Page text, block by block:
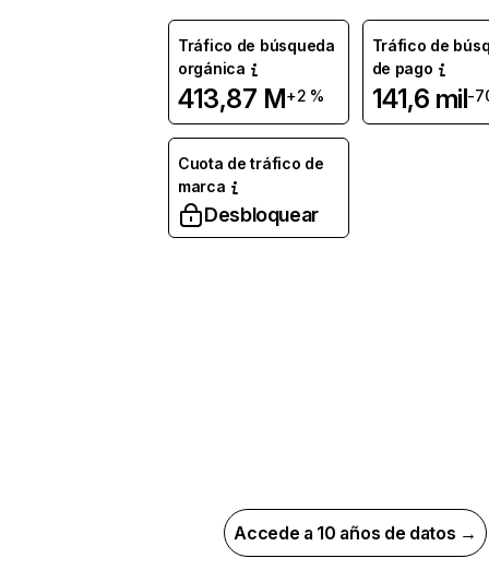
Tráfico de búsqueda
orgánica
413,87 M+2 %
Tráfico de
de pago
141,6 mil-
Cuota de tráfico de
marca
Desbloquear
Accede a 10 años de datos →